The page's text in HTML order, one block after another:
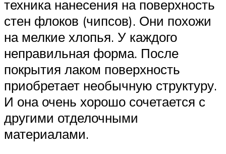
техника нанесения на поверхность
стен флоков (чипсов). Они похожи
на мелкие хлопья. У каждого
неправильная форма. После
покрытия лаком поверхность
приобретает необычную структуру.
И она очень хорошо сочетается с
другими отделочными
материалами.